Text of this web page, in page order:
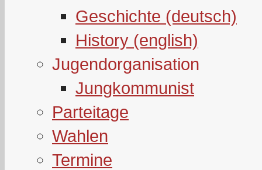
Geschichte (deutsch)
History (english)
Jugendorganisation
Jungkommunist
Parteitage
Wahlen
Termine